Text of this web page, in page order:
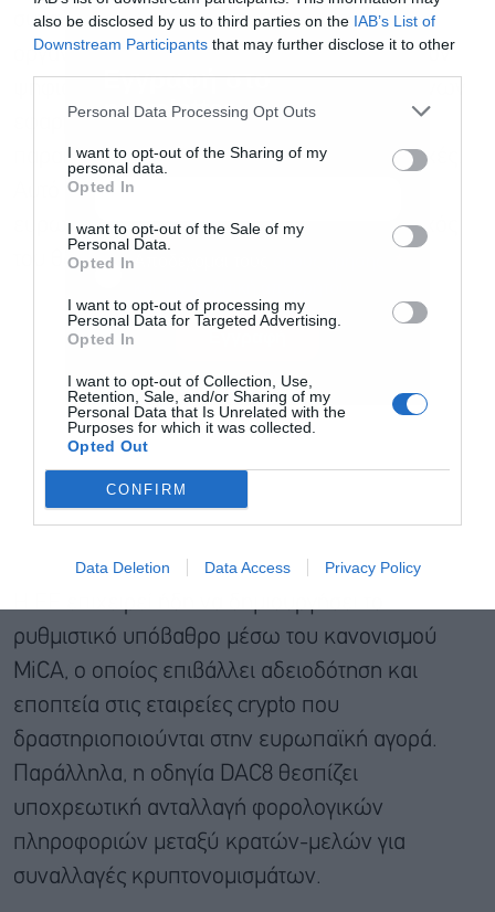
also be disclosed by us to third parties on the IAB’s List of
Downstream Participants that may further disclose it to other
Personal Data Processing Opt Outs
I want to opt-out of the Sharing of my
personal data.
Opted In
I want to opt-out of the Sale of my
Personal Data.
Opted In
I want to opt-out of processing my
Personal Data for Targeted Advertising.
Opted In
I want to opt-out of Collection, Use,
Retention, Sale, and/or Sharing of my
Personal Data that Is Unrelated with the
Purposes for which it was collected.
Opted Out
CONFIRM
Data Deletion Data Access Privacy Policy
συναλλαγές πραγματοποιούνται εκτός
οργανωμένων πλατφορμών, μέσω ιδιωτικών
εφαρμογών που είναι δύσκολο να
παρακολουθηθούν από τις φορολογικές αρχές.
Αυτό σημαίνει ότι ακόμη και αν θεσπιστεί
ευρωπαϊκός φόρος, η εφαρμογή και ο έλεγχός
του θα αποτελέσουν μεγάλη πρόκληση.
ρυθμιστικό υπόβαθρο μέσω του κανονισμού
MiCA, ο οποίος επιβάλλει αδειοδότηση και
εποπτεία στις εταιρείες crypto που
δραστηριοποιούνται στην ευρωπαϊκή αγορά.
Παράλληλα, η οδηγία DAC8 θεσπίζει
υποχρεωτική ανταλλαγή φορολογικών
πληροφοριών μεταξύ κρατών-μελών για
συναλλαγές κρυπτονομισμάτων.
Εγγραφή στο
newsletter
Αποδέχομαι τους